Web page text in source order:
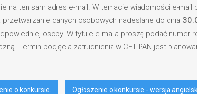
na ten sam adres e-mail. W temacie wiadomości e-
przetwarzanie danych osobowych nadesłane do dnia
osoby. W tytule e-maila proszę podać numer
Termin podjęcia zatrudnienia w CFT PAN jest
o konkursie. Ogłoszenie o konkursie - wersja